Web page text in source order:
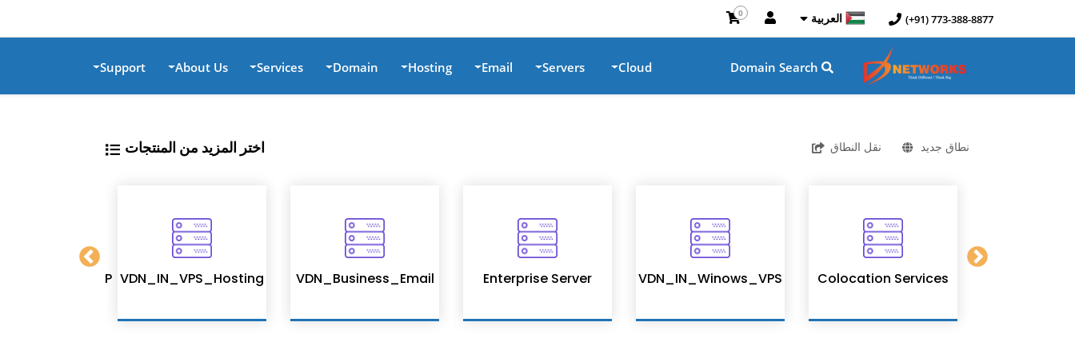
(+91) 773-388-8877 العربية 0
Cloud
Servers
Email
Hosting
Domain
Services
About Us
Support
اختر المزيد من المنتجات نطاق جديد نقل النطاق
VDN_IN_VPS_Hosting VDN_Business_Email Enterprise Server VDN_IN_Winows_VPS Colocation Services